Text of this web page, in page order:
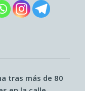
tras más de 80